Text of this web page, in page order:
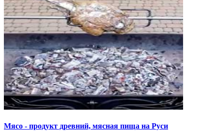
Мясо - продукт древний, мясная пища на Руси